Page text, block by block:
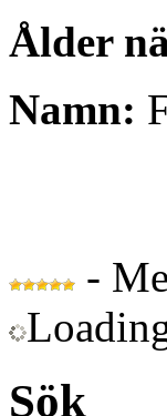
Ålder
Namn:
-
Sök